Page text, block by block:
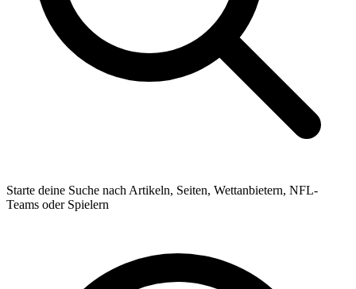
Starte deine Suche nach Artikeln, Seiten, Wettanbietern, NFL-
Teams oder Spielern